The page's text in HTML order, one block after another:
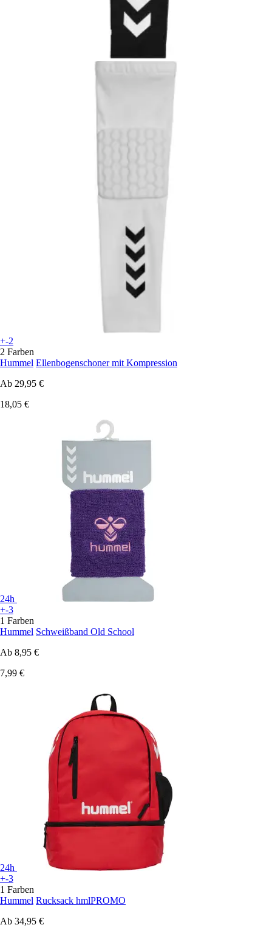
+-2
2 Farben
Hummel Ellenbogenschoner mit Kompression
Ab 29,95 €
18,05 €
24h
+-3
1 Farben
Hummel Schweißband Old School
Ab 8,95 €
7,99 €
24h
+-3
1 Farben
Hummel Rucksack hmlPROMO
Ab 34,95 €